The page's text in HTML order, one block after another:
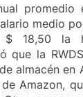
medio
18,50 la
que la
almacén en
Amazon,